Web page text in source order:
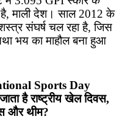
माली देश। साल 2012 के
संघर्ष चल रहा है, जिस
भय का माहौल बना हुआ
Sports Day
है राष्ट्रीय खेल दिवस,
और थीम?